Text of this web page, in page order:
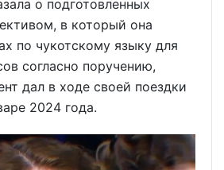
о подготовленных
в который она
по чукотскому языку для
согласно поручению,
дал в ходе своей поездки
2024 года.